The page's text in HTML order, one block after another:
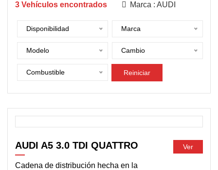
3 Vehículos encontrados Marca : AUDI
Disponibilidad Marca
Modelo Cambio
Combustible Reiniciar
AUDI A5 3.0 TDI QUATTRO
Cadena de distribución hecha en la
Ver